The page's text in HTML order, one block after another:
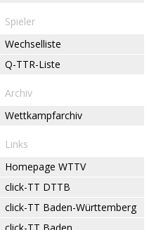
Spieler
Wechselliste
Q-TTR-Liste
Archiv
Wettkampfarchiv
Links
Homepage WTTV
click-TT DTTB
click-TT Baden-Württemberg